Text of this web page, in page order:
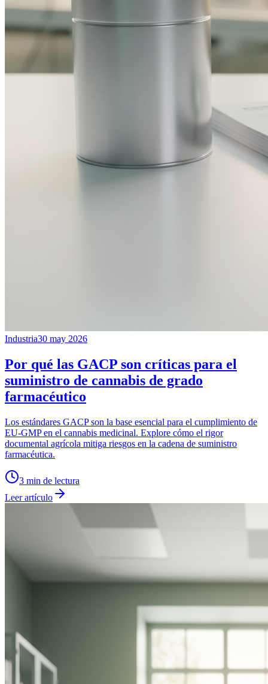
Industria30 may 2026
Por qué las GACP son críticas para el
suministro de cannabis de grado
farmacéutico
Los estándares GACP son la base esencial para el cumplimiento de
EU-GMP en el cannabis medicinal. Explore cómo el rigor
documental agrícola mitiga riesgos en la cadena de suministro
farmacéutica.
3 min de lectura
Leer artículo